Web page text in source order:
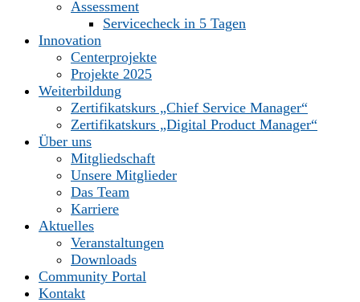
Assessment
Servicecheck in 5 Tagen
Innovation
Centerprojekte
Projekte 2025
Weiterbildung
Zertifikatskurs „Chief Service Manager“
Zertifikatskurs „Digital Product Manager“
Über uns
Mitgliedschaft
Unsere Mitglieder
Das Team
Karriere
Aktuelles
Veranstaltungen
Downloads
Community Portal
Kontakt